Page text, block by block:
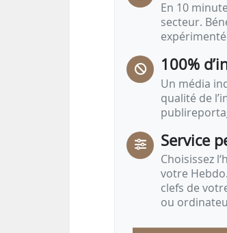
En 10
secteur.
100%
Un média
qualité de
Service
Choisissez
votre
clefs de
ou